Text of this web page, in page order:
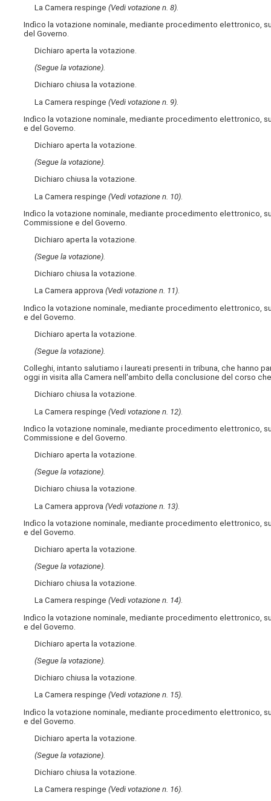
La Camera respinge(Vedi votazione n. 8)
Indìco la votazione nominale, mediante procedimento elettronico,
del Governo.
Dichiaro aperta la votazione.
(Segue la votazione).
Dichiaro chiusa la votazione.
La Camera respinge(Vedi votazione n. 9)
Indìco la votazione nominale, mediante procedimento elettronico,
e del Governo.
Dichiaro aperta la votazione.
(Segue la votazione).
Dichiaro chiusa la votazione.
La Camera respinge(Vedi votazione n. 10)
Indìco la votazione nominale, mediante procedimento elettronico,
Commissione e del Governo.
Dichiaro aperta la votazione.
(Segue la votazione).
Dichiaro chiusa la votazione.
La Camera approva(Vedi votazione n. 11).
Indìco la votazione nominale, mediante procedimento elettronico,
e del Governo.
Dichiaro aperta la votazione.
(Segue la votazione).
Colleghi, intanto salutiamo i laureati presenti in tribuna, che hanno
oggi in visita alla Camera nell'ambito della conclusione del corso
Dichiaro chiusa la votazione.
La Camera respinge(Vedi votazione n. 12)
Indìco la votazione nominale, mediante procedimento elettronico,
Commissione e del Governo.
Dichiaro aperta la votazione.
(Segue la votazione).
Dichiaro chiusa la votazione.
La Camera approva(Vedi votazione n. 13)
Indìco la votazione nominale, mediante procedimento elettronico,
e del Governo.
Dichiaro aperta la votazione.
(Segue la votazione).
Dichiaro chiusa la votazione.
La Camera respinge(Vedi votazione n. 14).
Indìco la votazione nominale, mediante procedimento elettronico,
e del Governo.
Dichiaro aperta la votazione.
(Segue la votazione).
Dichiaro chiusa la votazione.
La Camera respinge(Vedi votazione n. 15).
Indìco la votazione nominale, mediante procedimento elettronico,
e del Governo.
Dichiaro aperta la votazione.
(Segue la votazione).
Dichiaro chiusa la votazione.
La Camera respinge(Vedi votazione n. 16).